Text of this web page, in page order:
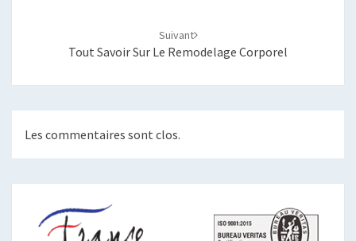
Suivant
Tout Savoir Sur Le Remodelage Corporel
Les commentaires sont clos.